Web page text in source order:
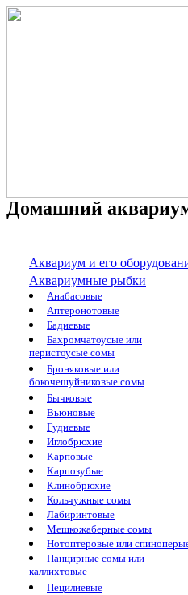
Домашний
Аквариум и его
Аквариумные рыбки
Анабасовые
Аптеронотовые
Бадиевые
Бахромчатоусые или
перистоусые сомы
Броняковые или
бокочешуйниковые сомы
Бычковые
Вьюновые
Гудиевые
Иглобрюхие
Карповые
Карпозубые
Клинобрюхие
Кольчужные сомы
Лабиринтовые
Мешкожаберные сомы
Нотоптеровые или
Панцирные сомы или
каллихтовые
Пецилиевые